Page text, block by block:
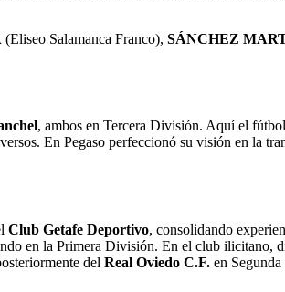
(Eliseo Salamanca Franco), SÁNCHEZ
, ambos en Tercera División. Aquí el
En Pegaso perfeccionó su visión en la
Club Getafe Deportivo, consolidando
en la Primera División. En el club ilicitano,
del Real Oviedo C.F. en